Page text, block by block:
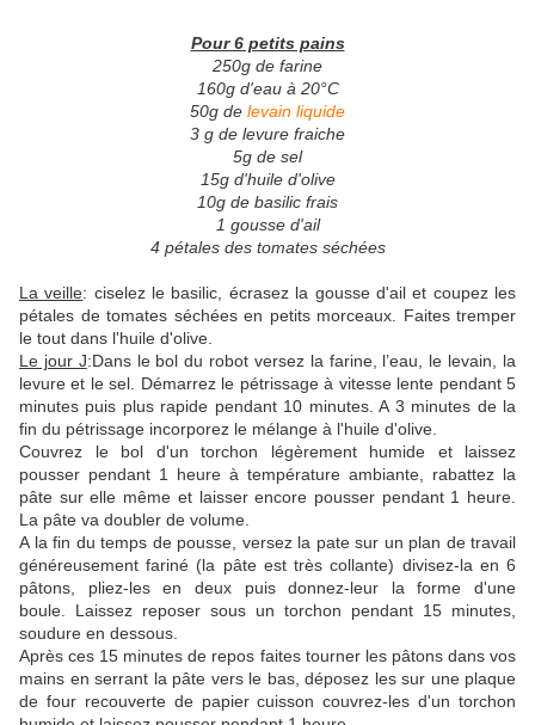
Pour 6 petits pains
250g de farine
160g d'eau à 20°C
50g de levain liquide
3 g de levure fraiche
5g de sel
15g d'huile d'olive
10g de basilic frais
1 gousse d'ail
4 pétales des tomates séchées
La veille: ciselez le basilic, écrasez la gousse d'ail et coupez les
pétales de tomates séchées en petits morceaux. Faites tremper
le tout dans l'huile d'olive.
Le jour J:Dans le bol du robot versez la farine, l’eau, le levain, la
levure et le sel. Démarrez le pétrissage à vitesse lente pendant 5
minutes puis plus rapide pendant 10 minutes. A 3 minutes de la
fin du pétrissage incorporez le mélange à l'huile d'olive.
Couvrez le bol d'un torchon légèrement humide et laissez
pousser pendant 1 heure à température ambiante, rabattez la
pâte sur elle même et laisser encore pousser pendant 1 heure.
La pâte va doubler de volume.
A la fin du temps de pousse, versez la pate sur un plan de travail
généreusement fariné (la pâte est très collante) divisez-la en 6
pâtons, pliez-les en deux puis donnez-leur la forme d'une
boule. Laissez reposer sous un torchon pendant 15 minutes,
soudure en dessous.
Après ces 15 minutes de repos faites tourner les pâtons dans vos
mains en serrant la pâte vers le bas, déposez les sur une plaque
de four recouverte de papier cuisson couvrez-les d'un torchon